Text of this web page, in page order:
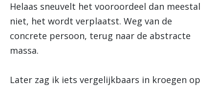
Helaas sneuvelt het vooroordeel dan meestal
niet, het wordt verplaatst. Weg van de
concrete persoon, terug naar de abstracte
massa.
Later zag ik iets vergelijkbaars in kroegen op